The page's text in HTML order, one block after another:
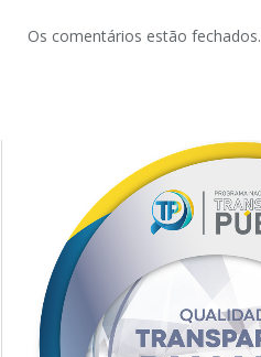
Os comentários estão fechados.